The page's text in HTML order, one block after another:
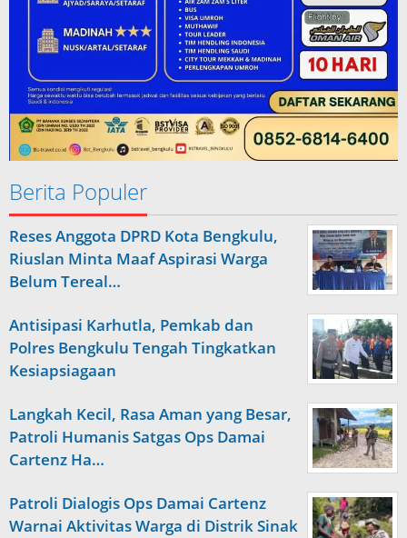
Berita Populer
Reses Anggota DPRD Kota Bengkulu,
Riuslan Minta Maaf Aspirasi Warga
Belum Tereal…
Antisipasi Karhutla, Pemkab dan
Polres Bengkulu Tengah Tingkatkan
Kesiapsiagaan
Langkah Kecil, Rasa Aman yang Besar,
Patroli Humanis Satgas Ops Damai
Cartenz Ha…
Patroli Dialogis Ops Damai Cartenz
Warnai Aktivitas Warga di Distrik Sinak